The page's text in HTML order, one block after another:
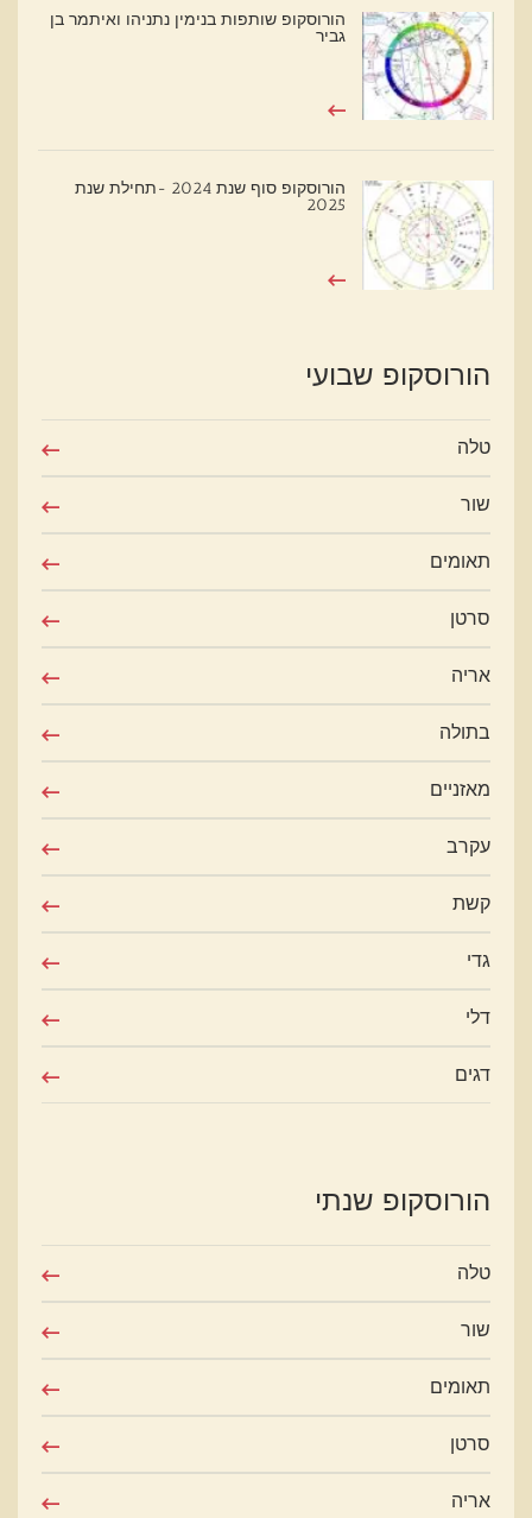
הורוסקופ שותפות בנימין נתניהו ואיתמר בן
גביר
הורוסקופ סוף שנת 2024 -תחילת שנת
2025
הורוסקופ שבועי
טלה
שור
תאומים
סרטן
אריה
בתולה
מאזניים
עקרב
קשת
גדי
דלי
דגים
הורוסקופ שנתי
טלה
שור
תאומים
סרטן
אריה